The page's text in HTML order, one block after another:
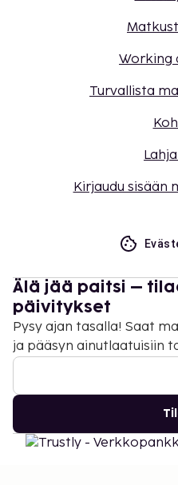
Working
Turvallista
Kirjaudu sisään
Älä jää paitsi –
päivitykset
Pysy ajan tasalla! Saat
ja pääsyn ainutlaatuisiin